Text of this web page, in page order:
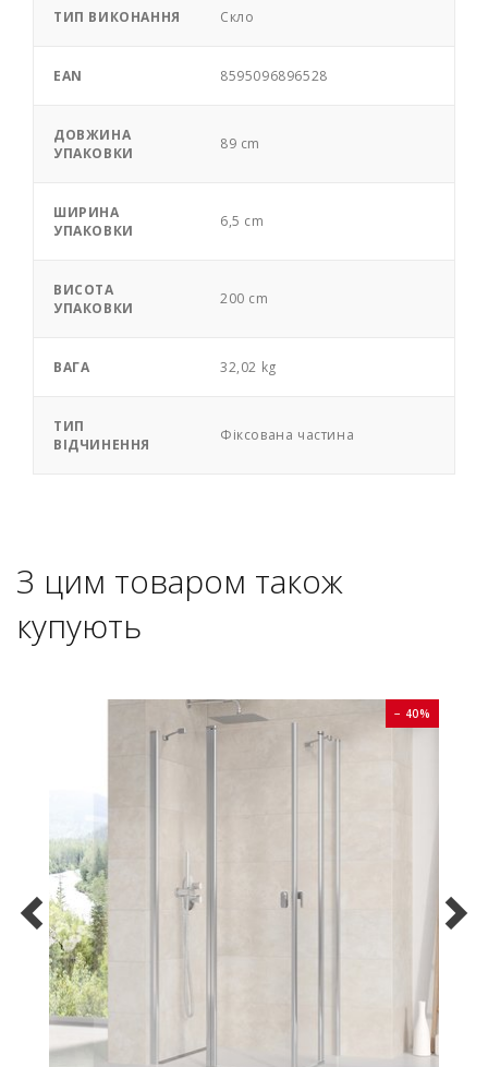
ТИП ВИКОНАННЯ Скло
EAN 8595096896528
ДОВЖИНА
УПАКОВКИ
89 cm
ШИРИНА
УПАКОВКИ
6,5 cm
ВИСОТА
УПАКОВКИ
200 cm
ВАГА 32,02 kg
ТИП
ВІДЧИНЕННЯ
Фіксована частина
З цим товаром також
купують
− 40%